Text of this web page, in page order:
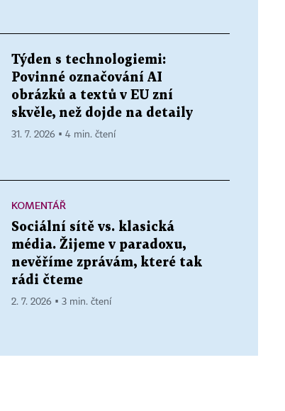
Týden s technologiemi:
Povinné označování AI
obrázků a textů v EU zní
skvěle, než dojde na detaily
31. 7. 2026 ▪ 4 min. čtení
KOMENTÁŘ
Sociální sítě vs. klasická
média. Žijeme v paradoxu,
nevěříme zprávám, které tak
rádi čteme
2. 7. 2026 ▪ 3 min. čtení